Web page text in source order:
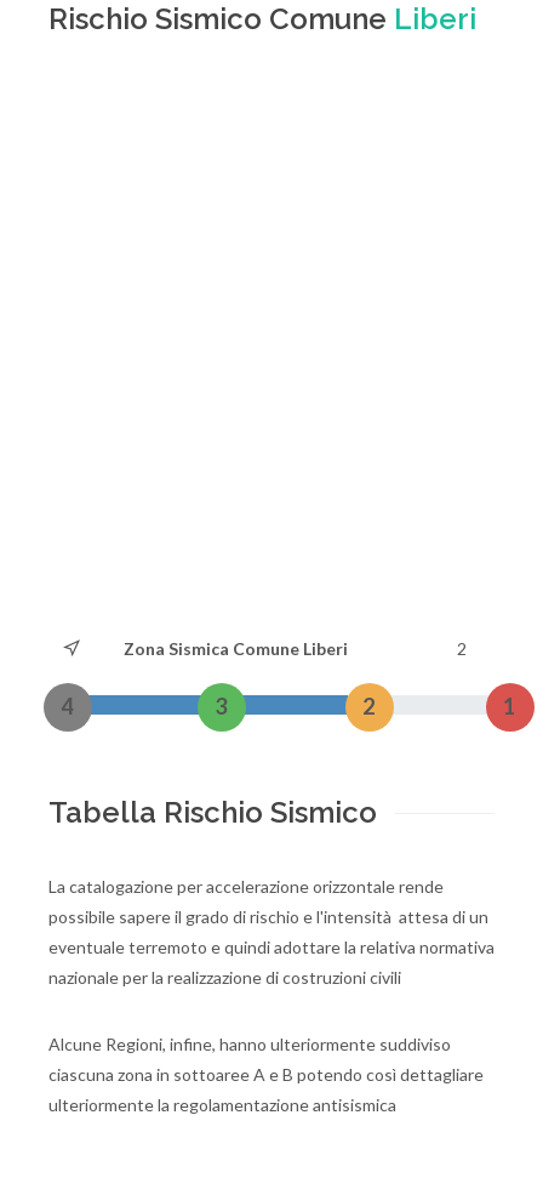
Rischio Sismico Comune Liberi
Zona Sismica Comune Liberi 2
4 3 2 1
Tabella Rischio Sismico
La catalogazione per accelerazione orizzontale rende
possibile sapere il grado di rischio e l'intensità attesa di un
eventuale terremoto e quindi adottare la relativa normativa
nazionale per la realizzazione di costruzioni civili
Alcune Regioni, infine, hanno ulteriormente suddiviso
ciascuna zona in sottoaree A e B potendo così dettagliare
ulteriormente la regolamentazione antisismica